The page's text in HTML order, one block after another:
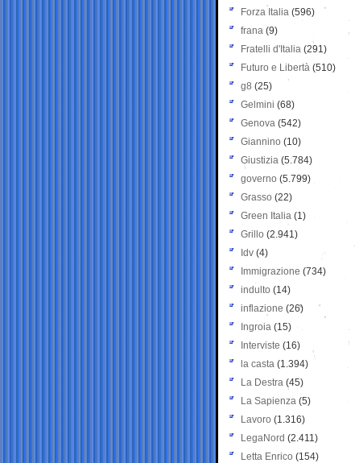
Forza Italia (596)
frana (9)
Fratelli d'Italia (291)
Futuro e Libertà (510)
g8 (25)
Gelmini (68)
Genova (542)
Giannino (10)
Giustizia (5.784)
governo (5.799)
Grasso (22)
Green Italia (1)
Grillo (2.941)
Idv (4)
Immigrazione (734)
indulto (14)
inflazione (26)
Ingroia (15)
Interviste (16)
la casta (1.394)
La Destra (45)
La Sapienza (5)
Lavoro (1.316)
LegaNord (2.411)
Letta Enrico (154)